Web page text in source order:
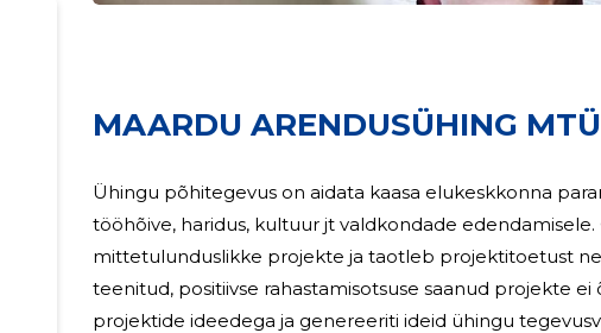
MAARDU ARENDUSÜHING
Ühingu põhitegevus on aidata kaasa elukeskkonna
tööhõive, haridus, kultuur jt valdkondade
mittetulunduslikke projekte ja taotleb projektitoetust
teenitud, positiivse rahastamisotsuse saanud projekte
projektide ideedega ja genereeriti ideid ühingu